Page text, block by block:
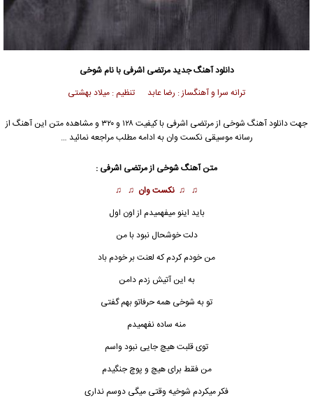
دانلود آهنگ جدیدمرتضی اشرفی با نام شوخی
ترانه سرا و آهنگساز : رضا عابد تنظیم : میلاد بهشتی
جهت دانلود آهنگ شوخی از مرتضی اشرفی با کیفیت ۱۲۸ و ۳۲۰ و مشاهده متن این آهنگ از
رسانه موسیقی نکست وان به ادامه مطلب مراجعه نمائید …
متن آهنگشوخی از مرتضی اشرفی :
♫ ♫ نکست وان ♫ ♫
باید اینو میفهمیدم از اون اول
دلت خوشحال نبود با من
من خودم کردم که لعنت بر خودم باد
به این آتیش زدم دامن
تو به شوخی همه حرفاتو بهم گفتی
منه ساده نفهمیدم
توی قلبت هیچ جایی نبود واسم
من فقط برای هیچ و پوچ جنگیدم
فکر میکردم شوخیه وقتی میگی دوسم نداری